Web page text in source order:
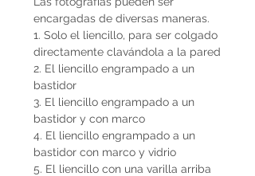
encargadas de diversas maneras.
1. Solo el liencillo, para ser colgado
directamente clavándola a la pared
2. El liencillo engrampado a un
bastidor
3. El liencillo engrampado a un
bastidor y con marco
4. El liencillo engrampado a un
bastidor con marco y vidrio
5. El liencillo con una varilla arriba